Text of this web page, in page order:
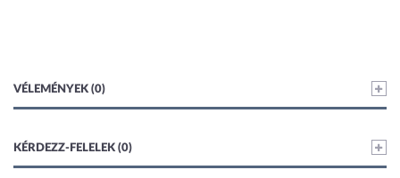
VÉLEMÉNYEK (0)
KÉRDEZZ-FELELEK (0)